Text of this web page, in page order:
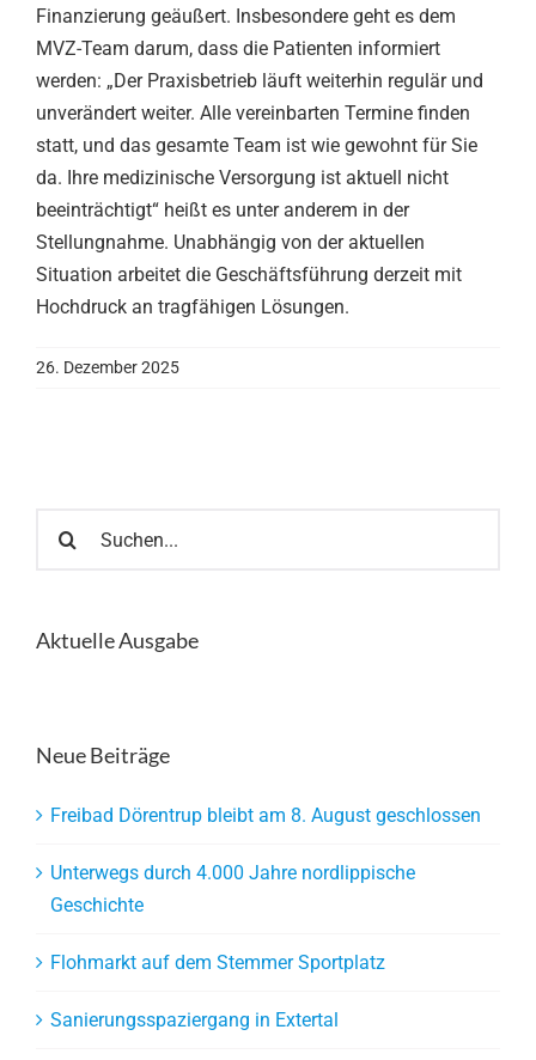
Finanzierung geäußert. Insbesondere geht es dem
MVZ-Team darum, dass die Patienten informiert
werden: „Der Praxisbetrieb läuft weiterhin regulär und
unverändert weiter. Alle vereinbarten Termine finden
statt, und das gesamte Team ist wie gewohnt für Sie
da. Ihre medizinische Versorgung ist aktuell nicht
beeinträchtigt“ heißt es unter anderem in der
Stellungnahme. Unabhängig von der aktuellen
Situation arbeitet die Geschäftsführung derzeit mit
Hochdruck an tragfähigen Lösungen.
26. Dezember 2025
nach:
Aktuelle Ausgabe
Neue Beiträge
Freibad Dörentrup bleibt am 8. August geschlossen
Unterwegs durch 4.000 Jahre nordlippische
Geschichte
Flohmarkt auf dem Stemmer Sportplatz
Sanierungsspaziergang in Extertal